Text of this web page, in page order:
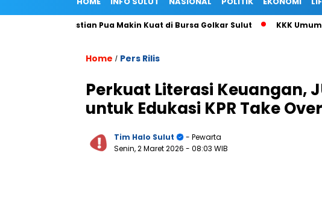
Christian Pua Makin Kuat di Bursa Golkar Sulut KKK Umumkan
Home / Pers Rilis
Perkuat Literasi Keuangan,
untuk Edukasi KPR Take Over
Tim Halo Sulut
- Pewarta
Senin, 2 Maret 2026 - 08:03 WIB